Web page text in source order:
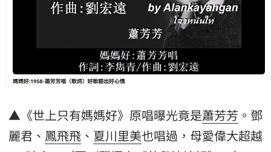
▲《世上只有媽媽好》原唱曝光竟是蕭芳芳 。 鄧
麗君 、 鳳飛飛 、 夏川里美也唱過，母愛偉大超越